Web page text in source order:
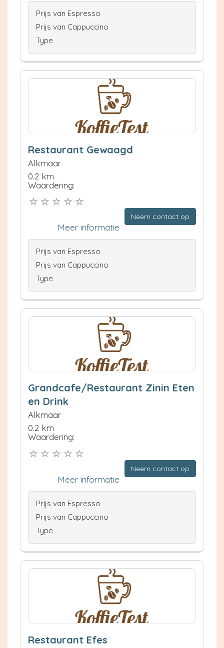
Prijs van Espresso
Prijs van Cappuccino
Type
Restaurant Gewaagd
Alkmaar
0.2 km
Waardering:
Neem contact op
Meer informatie
Prijs van Espresso
Prijs van Cappuccino
Type
Grandcafe/Restaurant Zinin Eten
en Drink
Alkmaar
0.2 km
Waardering:
Neem contact op
Meer informatie
Prijs van Espresso
Prijs van Cappuccino
Type
Restaurant Efes